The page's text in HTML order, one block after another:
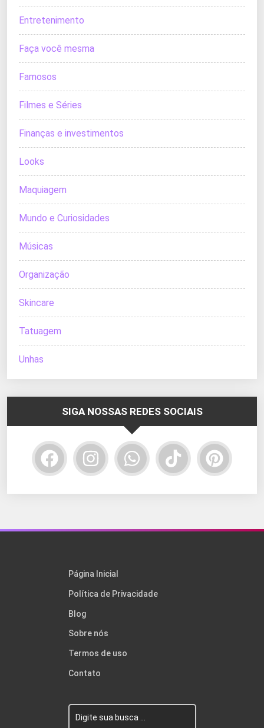
Entretenimento
Faça você mesma
Famosos
Filmes e Séries
Finanças e investimentos
Looks
Maquiagem
Mundo e Curiosidades
Músicas
Organização
Skincare
Tatuagem
Unhas
SIGA NOSSAS REDES SOCIAIS
Página Inicial
Política de Privacidade
Blog
Sobre nós
Termos de uso
Contato